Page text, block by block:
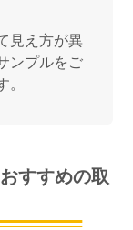
見え方が異
ンプルをご
すすめの取